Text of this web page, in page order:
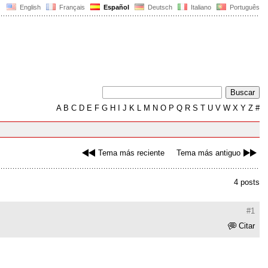
English Français Español Deutsch Italiano Português
AB C D E F G H J K L M N O P Q R S T U V W X Y Z #
Tema más reciente Tema más antiguo
4 posts
#1
Citar